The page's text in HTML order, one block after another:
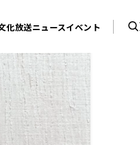
化放送ニュースイベント